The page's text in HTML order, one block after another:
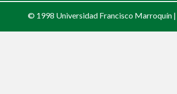
© 1998 Universidad Francisco Marroquín |